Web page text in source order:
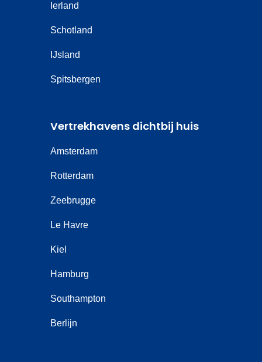
Ierland
Schotland
IJsland
Spitsbergen
Vertrekhavens dichtbij huis
Amsterdam
Rotterdam
Zeebrugge
Le Havre
Kiel
Hamburg
Southampton
Berlijn